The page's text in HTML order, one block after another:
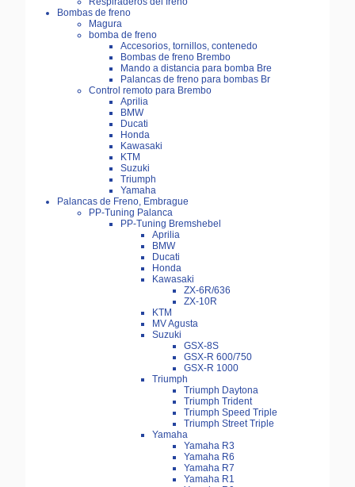
Bombas de freno
Magura
bomba de freno
Accesorios, tornillos, contenedo
Bombas de freno Brembo
Mando a distancia para bomba Bre
Palancas de freno para bombas Br
Control remoto para Brembo
Aprilia
BMW
Ducati
Honda
Kawasaki
KTM
Suzuki
Triumph
Yamaha
Palancas de Freno, Embrague
PP-Tuning Palanca
PP-Tuning Bremshebel
Aprilia
BMW
Ducati
Honda
Kawasaki
ZX-6R/636
ZX-10R
KTM
MV Agusta
Suzuki
GSX-8S
GSX-R 600/750
GSX-R 1000
Triumph
Triumph Daytona
Triumph Trident
Triumph Speed Triple
Triumph Street Triple
Yamaha
Yamaha R3
Yamaha R6
Yamaha R7
Yamaha R1